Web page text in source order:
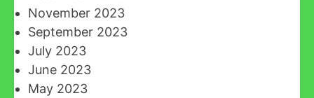
November 2023
September 2023
July 2023
June 2023
May 2023